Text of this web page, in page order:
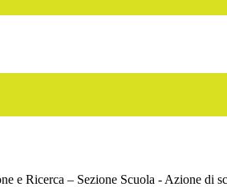
e Ricerca – Sezione Scuola - Azione di